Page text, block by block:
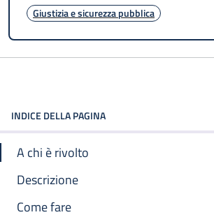
Giustizia e sicurezza pubblica
INDICE DELLA PAGINA
A chi è rivolto
Descrizione
Come fare